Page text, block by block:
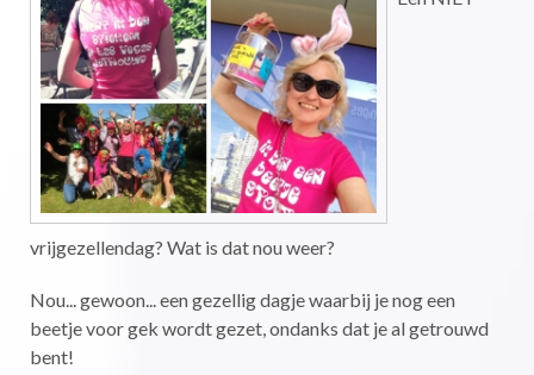
vrijgezellendag? Wat is dat nou weer?
Nou... gewoon... een gezellig dagje waarbij je nog een
beetje voor gek wordt gezet, ondanks dat je al getrouwd
bent!